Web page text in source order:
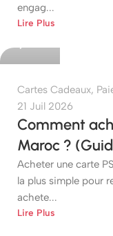
engag...
Lire Plus
etshop
Cartes Cadeaux,
21 Juil 2026
Comment
Maroc ?
Acheter une carte
la plus simple pour
achete...
Lire Plus
etshop